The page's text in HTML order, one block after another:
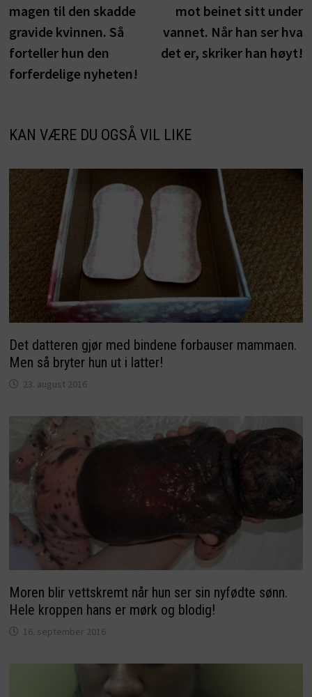
magen til den skadde
gravide kvinnen. Så
forteller hun den
forferdelige nyheten!
mot beinet sitt under
vannet. Når han ser hva
det er, skriker han høyt!
KAN VÆRE DU OGSÅ VIL LIKE
Det datteren gjør med bindene forbauser mammaen.
Men så bryter hun ut i latter!
23. august 2016
Moren blir vettskremt når hun ser sin nyfødte sønn.
Hele kroppen hans er mørk og blodig!
16. september 2016